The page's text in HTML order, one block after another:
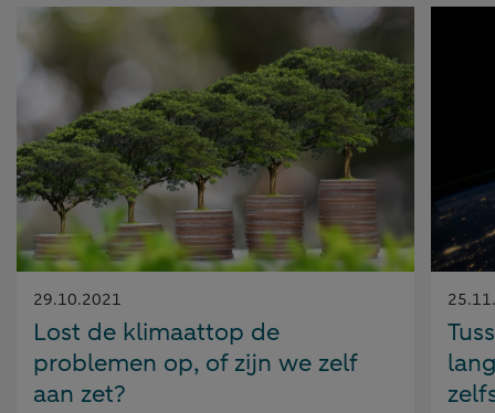
Gepubliceerd
op:
29.10.2021
Lost de klimaattop de
problemen op, of zijn we zelf
aan zet?
op: